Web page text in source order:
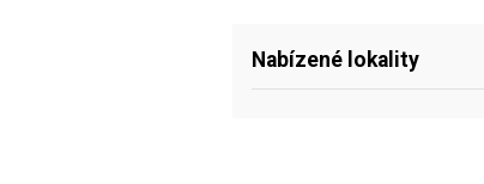
Nabízené lokality